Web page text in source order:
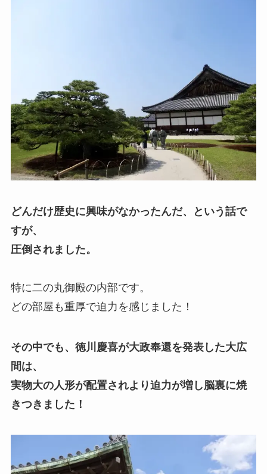
どんだけ歴史に興味がなかったんだ、という話で
すが、
圧倒されました。
特に二の丸御殿の内部です。
どの部屋も重厚で迫力を感じました！
その中でも、徳川慶喜が大政奉還を発表した大広
間は、
実物大の人形が配置されより迫力が増し脳裏に焼
きつきました！